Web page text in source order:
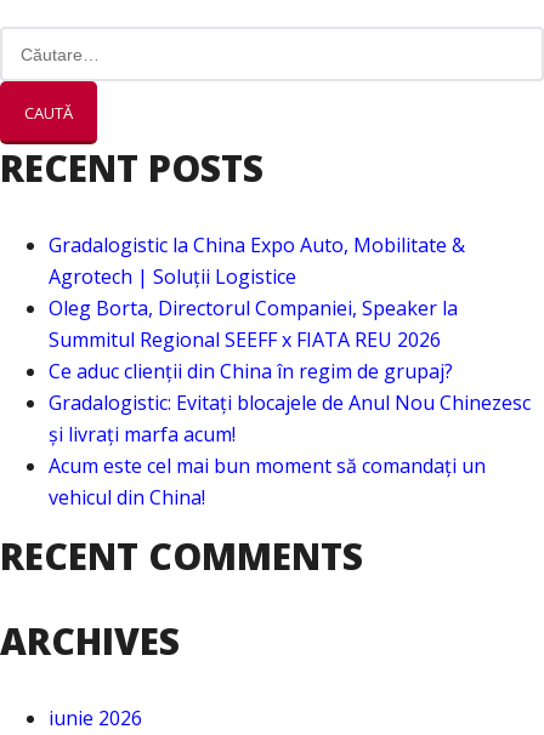
după:
RECENT POSTS
Gradalogistic la China Expo Auto, Mobilitate &
Agrotech | Soluții Logistice
Oleg Borta, Directorul Companiei, Speaker la
Summitul Regional SEEFF x FIATA REU 2026
Ce aduc clienții din China în regim de grupaj?
Gradalogistic: Evitați blocajele de Anul Nou Chinezesc
și livrați marfa acum!
Acum este cel mai bun moment să comandați un
vehicul din China!
RECENT COMMENTS
ARCHIVES
iunie 2026